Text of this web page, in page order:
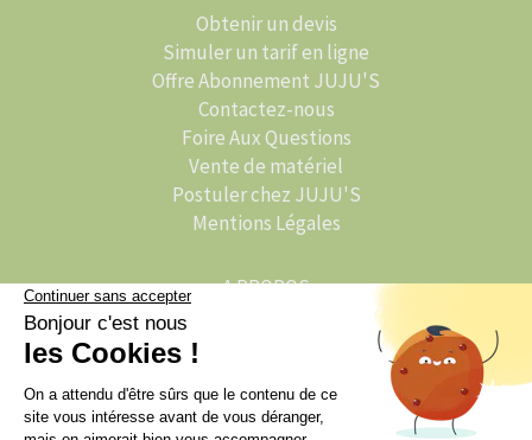
Obtenir un devis
Simuler un tarif en ligne
Offre Abonnement JUJU'S
Contactez-nous
Foire Aux Questions
Vente de matériel
Postuler chez JUJU'S
Mentions Légales
A PROPOS
L'histoire de JUJU'S
JUJU'S Activations
JUJU'S Traiteur
L'actu de JUJU'S : Le Blog